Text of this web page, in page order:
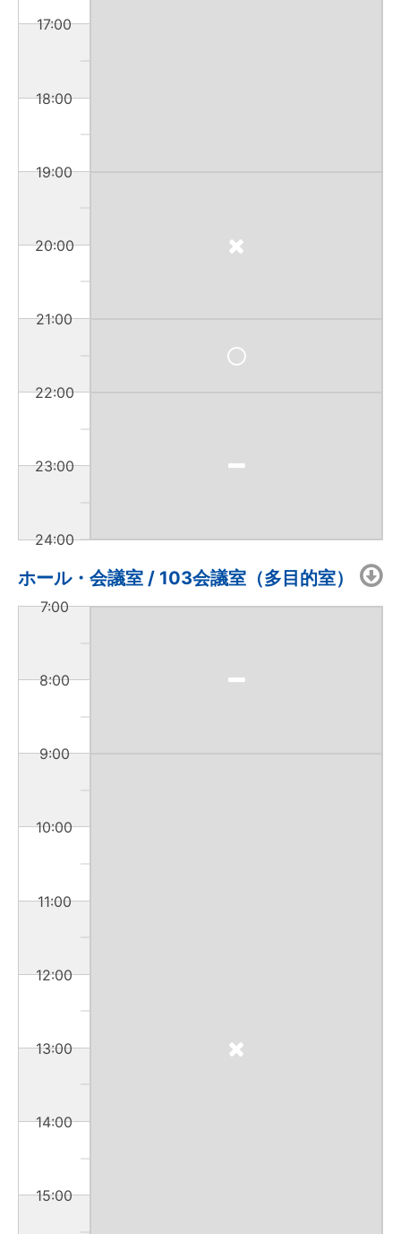
17:00
18:00
19:00
20:00
21:00
22:00
23:00
24:00
ホール・会議室 / 103会議室（多目的室）
7:00
8:00
9:00
10:00
11:00
12:00
13:00
14:00
15:00